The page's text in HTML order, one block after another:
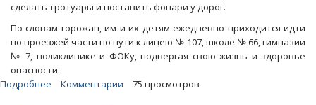
сделать тротуары и поставить фонари у дорог.
По словам горожан, им и их детям ежедневно приходится идти
по проезжей части по пути к лицею № 107, школе № 66, гимназии
№ 7, поликлинике и ФОКу, подвергая свою жизнь и здоровье
опасности.
Подробнее
Комментарии 75 просмотров